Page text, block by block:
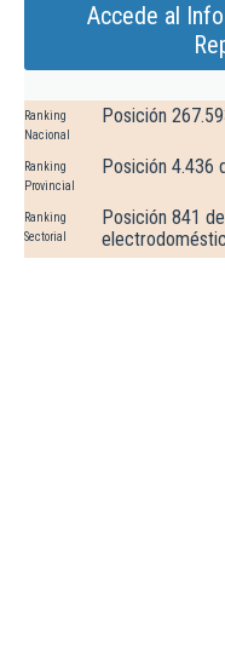
Accede al
Ranking
Nacional
Posición
Ranking
Provincial
Posición 4.436
Ranking
Sectorial
Posición 841